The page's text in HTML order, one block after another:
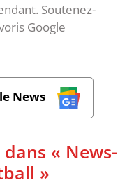
Soutenez-
Google
News
« News-
»